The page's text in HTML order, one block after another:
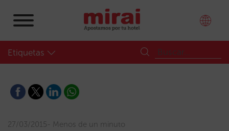
Etiquetas
27/03/2015 Menos de un minuto